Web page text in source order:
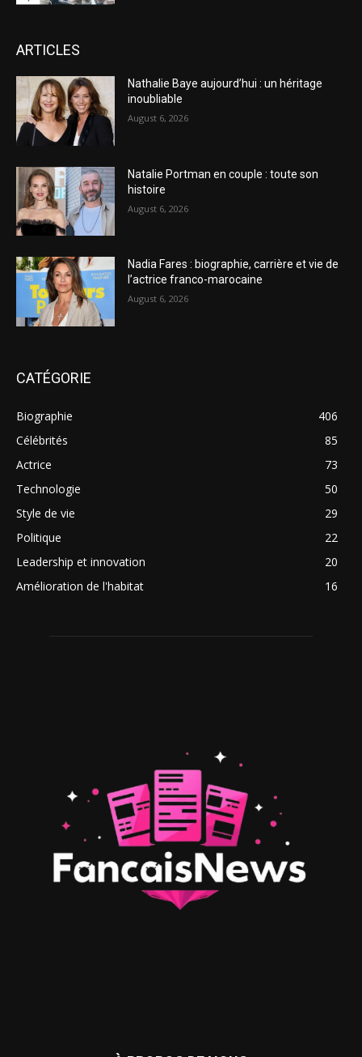
ARTICLES
Nathalie Baye aujourd’hui : un héritage
inoubliable
August 6, 2026
Natalie Portman en couple : toute son
histoire
August 6, 2026
Nadia Fares : biographie, carrière et vie de
l’actrice franco-marocaine
August 6, 2026
CATÉGORIE
Biographie
406
Célébrités
85
Actrice
73
Technologie
50
Style de vie
29
Politique
22
Leadership et innovation
20
Amélioration de l'habitat
16